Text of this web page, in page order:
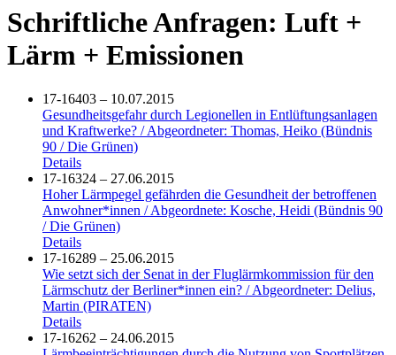
Schriftliche Anfragen: Luft +
Lärm + Emissionen
17-16403 – 10.07.2015
Gesundheitsgefahr durch Legionellen in Entlüftungsanlagen
und Kraftwerke? / Abgeordneter: Thomas, Heiko (Bündnis
90 / Die Grünen)
Details
17-16324 – 27.06.2015
Hoher Lärmpegel gefährden die Gesundheit der betroffenen
Anwohner*innen / Abgeordnete: Kosche, Heidi (Bündnis 90
/ Die Grünen)
Details
17-16289 – 25.06.2015
Wie setzt sich der Senat in der Fluglärmkommission für den
Lärmschutz der Berliner*innen ein? / Abgeordneter: Delius,
Martin (PIRATEN)
Details
17-16262 – 24.06.2015